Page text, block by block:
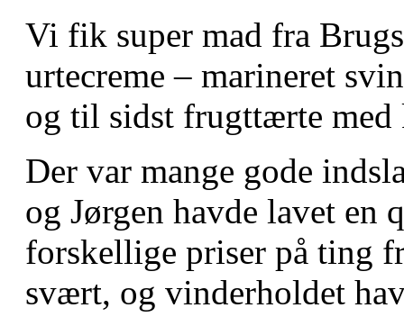
Vi fik super mad fra
urtecreme – marineret
og til sidst frugttærte med
Der var mange gode
og Jørgen havde lavet
forskellige priser på ting
svært, og vinderholdet